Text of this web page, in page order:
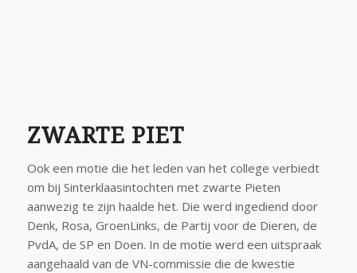
ZWARTE PIET
Ook een motie die het leden van het college verbiedt
om bij Sinterklaasintochten met zwarte Pieten
aanwezig te zijn haalde het. Die werd ingediend door
Denk, Rosa, GroenLinks, de Partij voor de Dieren, de
PvdA, de SP en Doen. In de motie werd een uitspraak
aangehaald van de VN-commissie die de kwestie